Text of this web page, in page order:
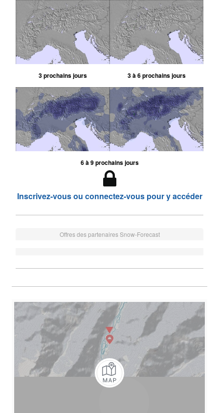
3 prochains jours 3 à 6 prochains jours
6 à 9 prochains jours
Inscrivez-vous ou connectez-vous pour y accéder
Offres des partenaires Snow-Forecast